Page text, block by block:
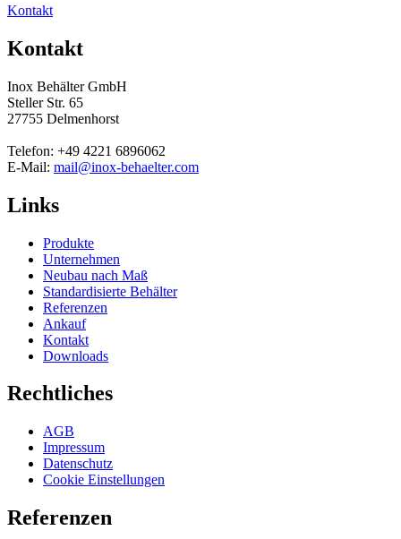
Kontakt
Kontakt
Inox Behälter GmbH
Steller Str. 65
27755 Delmenhorst
Telefon: +49 4221 6896062
E-Mail: mail@inox-behaelter.com
Links
Produkte
Unternehmen
Neubau nach Maß
Standardisierte Behälter
Referenzen
Ankauf
Kontakt
Downloads
Rechtliches
AGB
Impressum
Datenschutz
Cookie Einstellungen
Referenzen